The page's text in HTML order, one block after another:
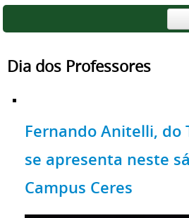
Dia dos Professores
Fernando Anitelli, do
se apresenta neste
Campus Ceres